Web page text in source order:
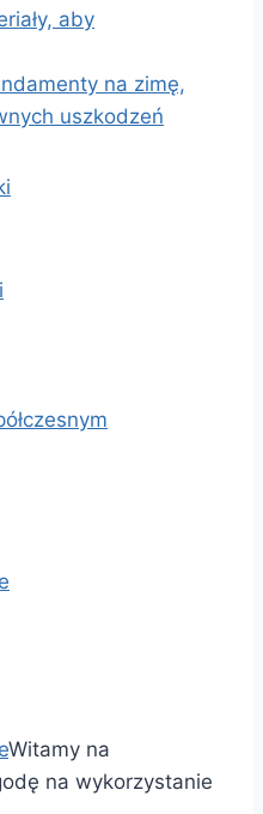
aby
na zimę,
uszkodzeń
Witamy na
na wykorzystanie